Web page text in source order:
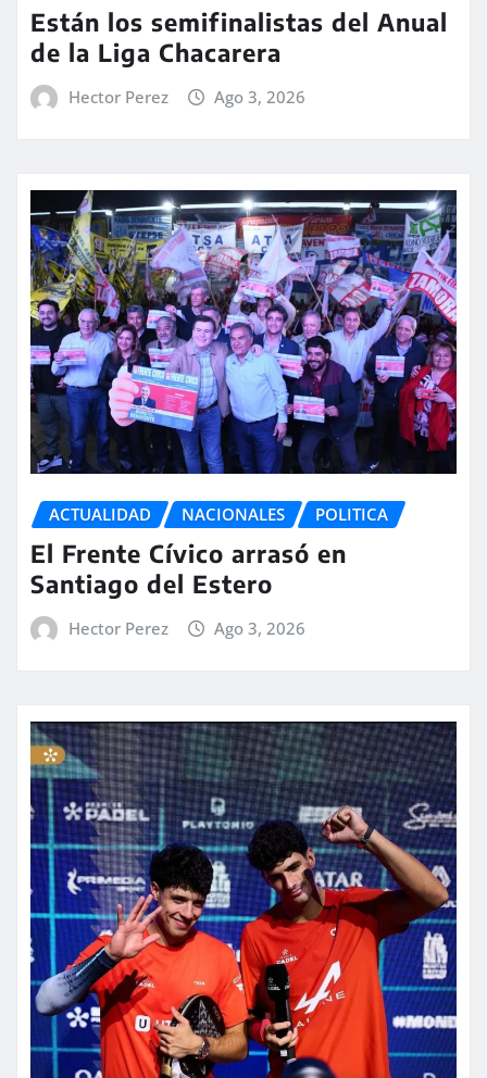
Están los semifinalistas del Anual
de la Liga Chacarera
Hector Perez Ago 3, 2026
ACTUALIDAD NACIONALES POLITICA
El Frente Cívico arrasó en
Santiago del Estero
Hector Perez Ago 3, 2026